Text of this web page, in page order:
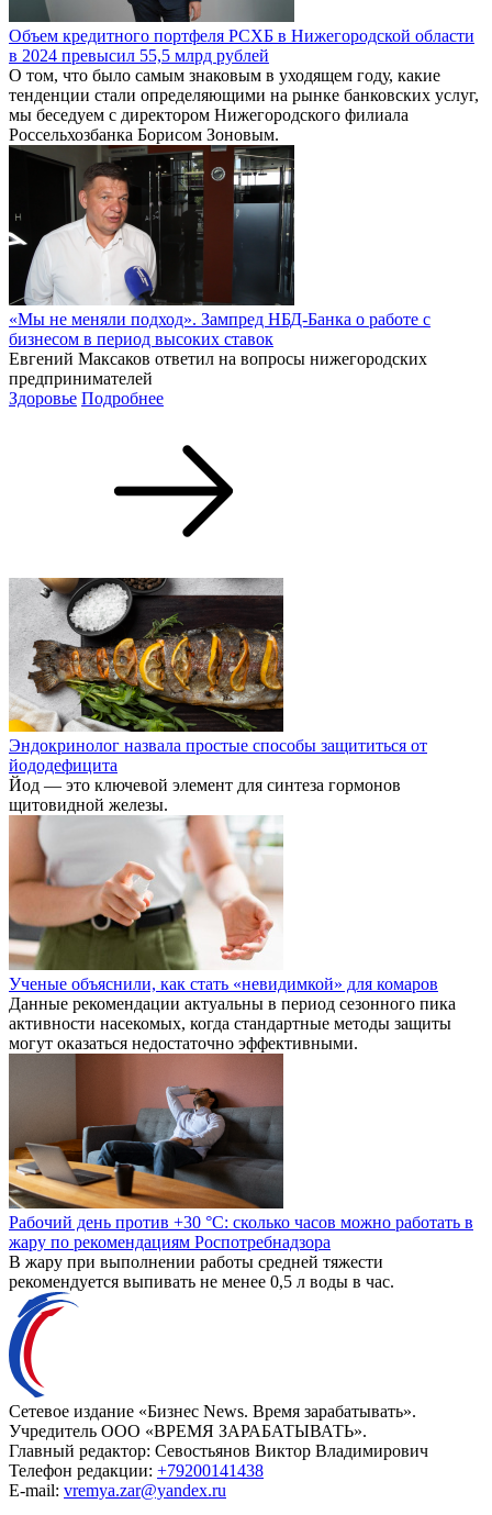
Объем кредитного портфеля РСХБ в Нижегородской области
в 2024 превысил 55,5 млрд рублей
О том, что было самым знаковым в уходящем году, какие
тенденции стали определяющими на рынке банковских услуг,
мы беседуем с директором Нижегородского филиала
Россельхозбанка Борисом Зоновым.
«Мы не меняли подход». Зампред НБД-Банка о работе с
бизнесом в период высоких ставок
Евгений Максаков ответил на вопросы нижегородских
предпринимателей
Здоровье Подробнее
Эндокринолог назвала простые способы защититься от
йододефицита
Йод — это ключевой элемент для синтеза гормонов
щитовидной железы.
Ученые объяснили, как стать «невидимкой» для комаров
Данные рекомендации актуальны в период сезонного пика
активности насекомых, когда стандартные методы защиты
могут оказаться недостаточно эффективными.
Рабочий день против +30 °C: сколько часов можно работать в
жару по рекомендациям Роспотребнадзора
В жару при выполнении работы средней тяжести
рекомендуется выпивать не менее 0,5 л воды в час.
Сетевое издание «Бизнес News. Время зарабатывать».
Учредитель ООО «ВРЕМЯ ЗАРАБАТЫВАТЬ».
Главный редактор: Севостьянов Виктор Владимирович
Телефон редакции: +79200141438
E-mail: vremya.zar@yandex.ru